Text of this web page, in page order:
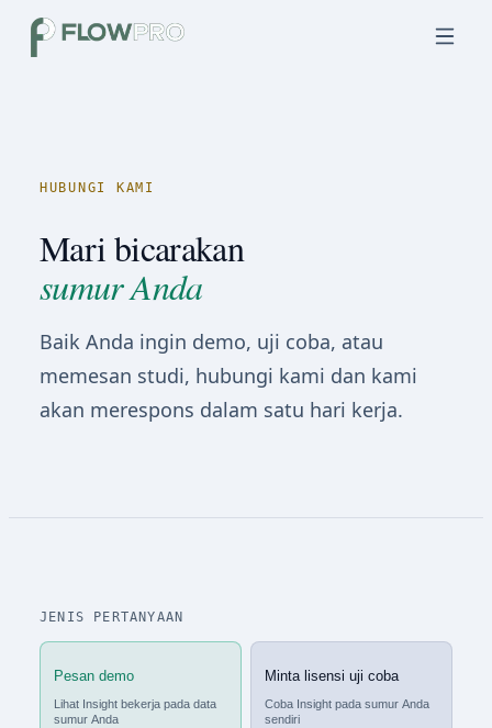
HUBUNGI KAMI
Mari bicarakan
sumur Anda
Baik Anda ingin demo, uji coba, atau
memesan studi, hubungi kami dan kami
akan merespons dalam satu hari kerja.
JENIS PERTANYAAN
Pesan demo
Lihat Insight bekerja pada data
sumur Anda
Minta lisensi uji coba
Coba Insight pada sumur Anda
sendiri